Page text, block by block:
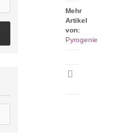
Mehr
Artikel
von:
Pyrogenie